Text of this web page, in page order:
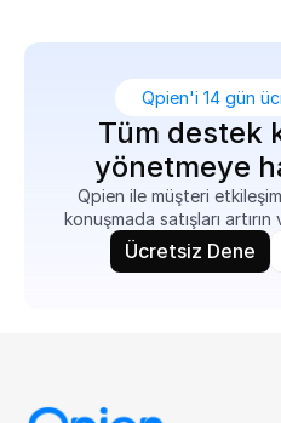
Qpien'i 14 gün
Tüm destek
yönetmeye
Qpien ile müşteri
konuşmada satışları
Ücretsiz Dene